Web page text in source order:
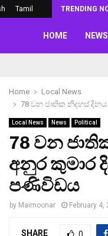
Tamil TRENDING
HOME NEWS
Home
Local News
78 වන ජාතික නිදහස්
Local News News Political
78 වන
අනුර කුමාර
පණිවිඩය
by Maimoonar February 4,
SHARE